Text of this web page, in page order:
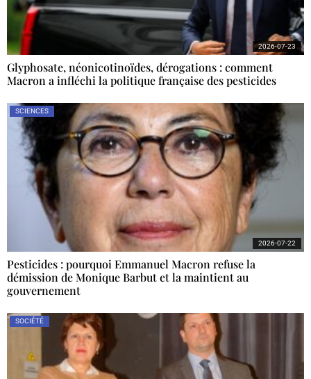
Glyphosate, néonicotinoïdes, dérogations : comment
Macron a infléchi la politique française des pesticides
2026-07-23
SCIENCES
Pesticides : pourquoi Emmanuel Macron refuse la
démission de Monique Barbut et la maintient au
gouvernement
2026-07-22
SOCIÉTÉ